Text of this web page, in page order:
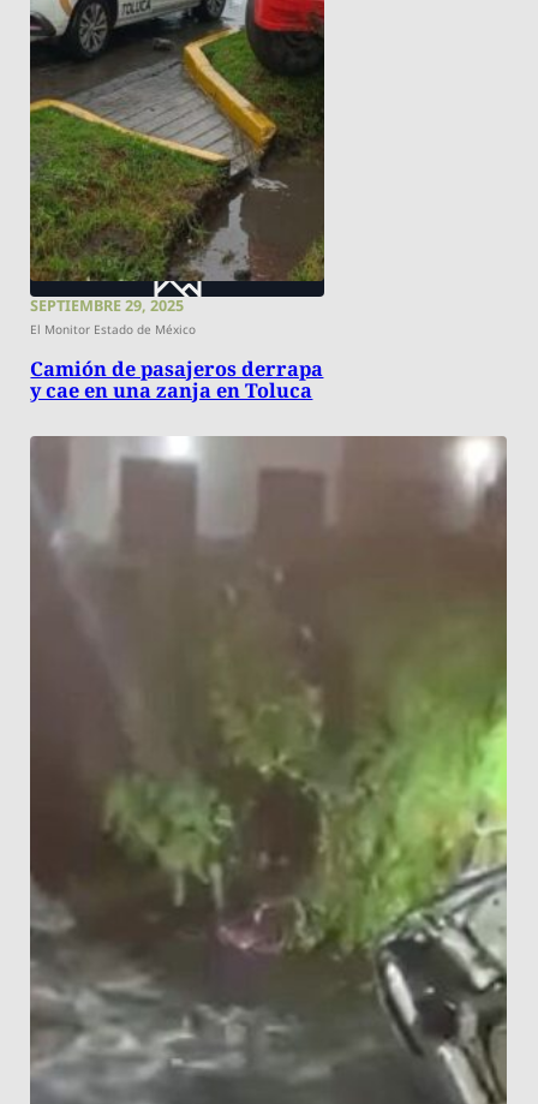
SEPTIEMBRE 29, 2025
El Monitor Estado de México
Camión de pasajeros derrapa
y cae en una zanja en Toluca